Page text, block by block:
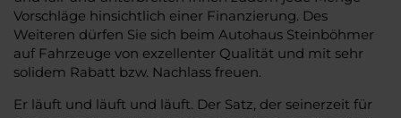
Vorschläge hinsichtlich einer Finanzierung. Des
Weiteren dürfen Sie sich beim Autohaus Steinböhmer
auf Fahrzeuge von exzellenter Qualität und mit sehr
solidem Rabatt bzw. Nachlass freuen.
Er läuft und läuft und läuft. Der Satz, der seinerzeit für